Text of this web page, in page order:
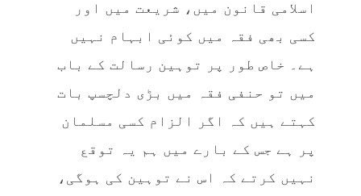
اسلامی قانون میں، شریعت میں اور
کسی بھی فقہ میں کوئی ابہام نہیں
ہے۔ خاص طور پر توہین رسالت کے باب
میں تو حنفی فقہ میں بڑی دلچسپ بات
کہتے ہیں کہ اگر الزام کسی مسلمان
پر ہے جس کے بارے میں ہم یہ توقع
نہیں کرتے کہ اس نے توہین کی ہوگی،